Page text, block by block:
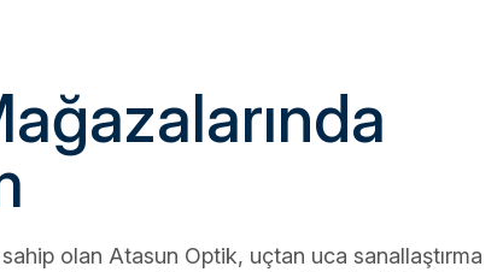
olan Atasun Optik, uçtan uca sanallaştırma